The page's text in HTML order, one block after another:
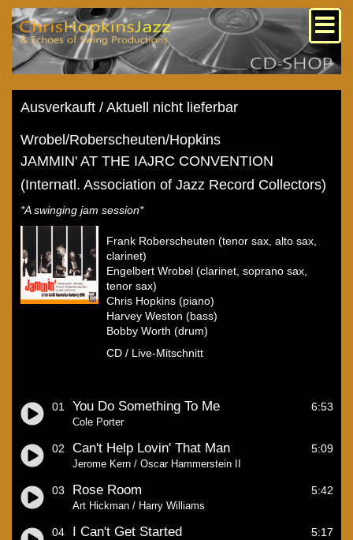
Ausverkauft / Aktuell nicht lieferbar
Wrobel/Roberscheuten/Hopkins
JAMMIN' AT THE IAJRC CONVENTION
(Internatl. Association of Jazz Record Collectors)
*A swinging jam session*
Frank Roberscheuten (tenor sax, alto sax,
clarinet)
Engelbert Wrobel (clarinet, soprano sax,
tenor sax)
Chris Hopkins (piano)
Harvey Weston (bass)
Bobby Worth (drum)
CD / Live-Mitschnitt
01 You Do Something To Me
Cole Porter
6:53
02 Can't Help Lovin' That Man
Jerome Kern / Oscar Hammerstein II
5:09
03 Rose Room
Art Hickman / Harry Williams
5:42
04 I Can't Get Started 5:17